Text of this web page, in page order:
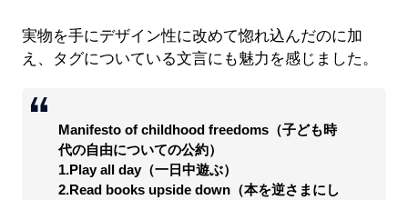
実物を手にデザイン性に改めて惚れ込んだのに加
え、タグについている文言にも魅力を感じました。
Manifesto of childhood freedoms（子ども時
代の自由についての公約）
1.Play all day（一日中遊ぶ）
2.Read books upside down（本を逆さまにし